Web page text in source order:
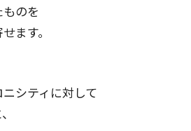
のを
ます。
シティに対して